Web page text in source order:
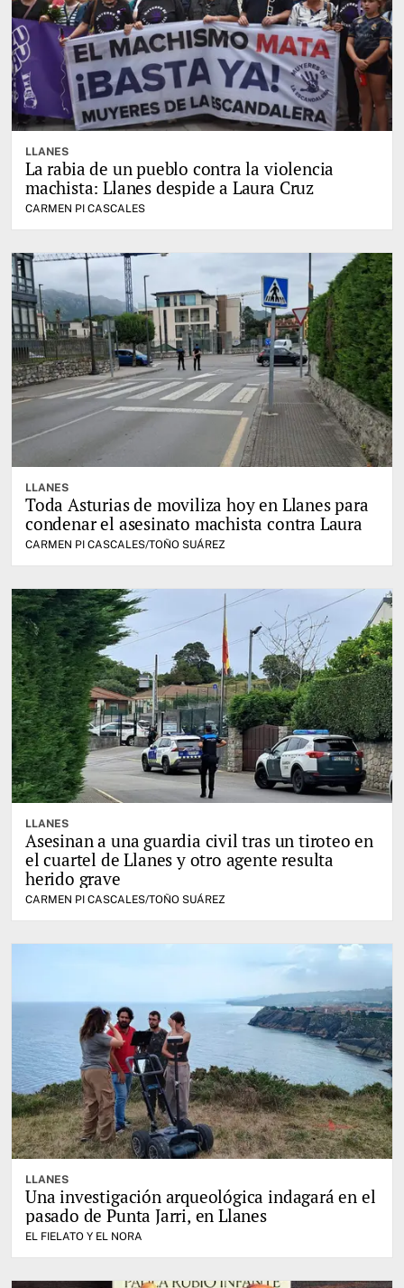
LLANES
La rabia de un pueblo contra la violencia
machista: Llanes despide a Laura Cruz
CARMEN PI CASCALES
LLANES
Toda Asturias de moviliza hoy en Llanes para
condenar el asesinato machista contra Laura
CARMEN PI CASCALES/TOÑO SUÁREZ
LLANES
Asesinan a una guardia civil tras un tiroteo en
el cuartel de Llanes y otro agente resulta
herido grave
CARMEN PI CASCALES/TOÑO SUÁREZ
LLANES
Una investigación arqueológica indagará en el
pasado de Punta Jarri, en Llanes
EL FIELATO Y EL NORA